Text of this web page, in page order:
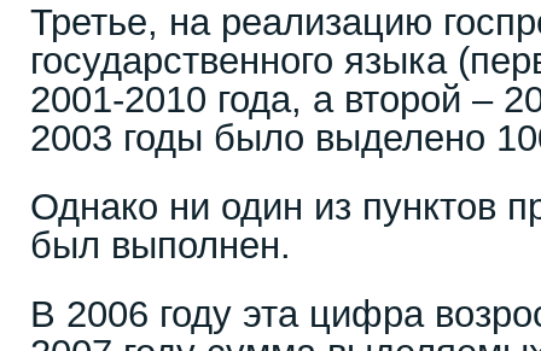
Третье, на реализацию
государственного языка
2001-2010 года, а второй –
2003 годы было выделено
Однако ни один из пунктов
был выполнен.
В 2006 году эта цифра